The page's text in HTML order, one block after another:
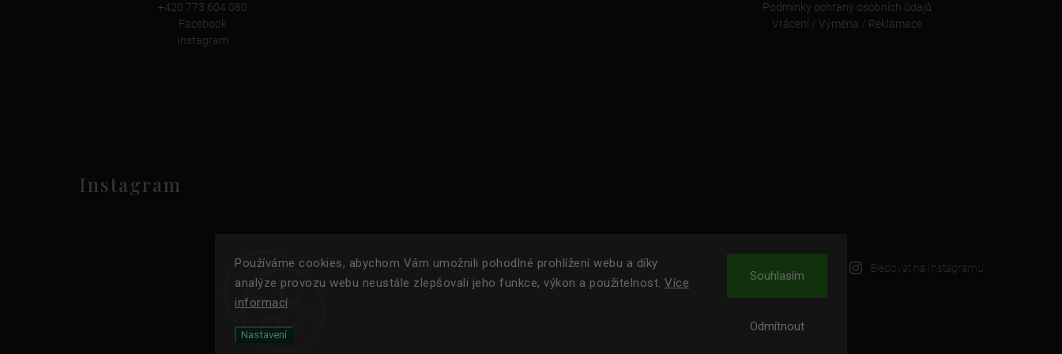
Používáme cookies, abychom Vám umožnili pohodlné prohlížení webu a díky
analýze provozu webu neustále zlepšovali jeho funkce, výkon a použitelnost. Více
informací
Nastavení
Odmítnout
Souhlasím
Instagram
Sledovat na Instagramu
+420 773 604 080
Facebook
Instagram
Podmínky ochrany osobních údajů
Vrácení / Výměna / Reklamace